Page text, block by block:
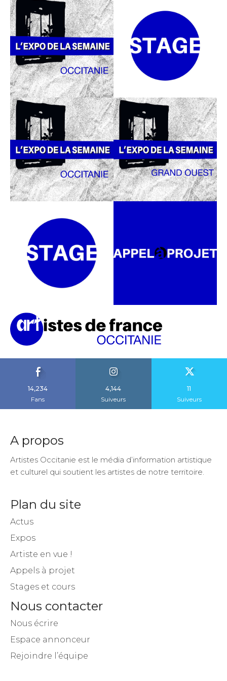
14,234
Fans
4,144
Suiveurs
11
Suiveurs
A propos
Artistes Occitanie est le média d’information artistique
et culturel qui soutient les artistes de notre territoire.
Plan du site
Actus
Expos
Artiste en vue !
Appels à projet
Stages et cours
Nous contacter
Nous écrire
Espace annonceur
Rejoindre l’équipe